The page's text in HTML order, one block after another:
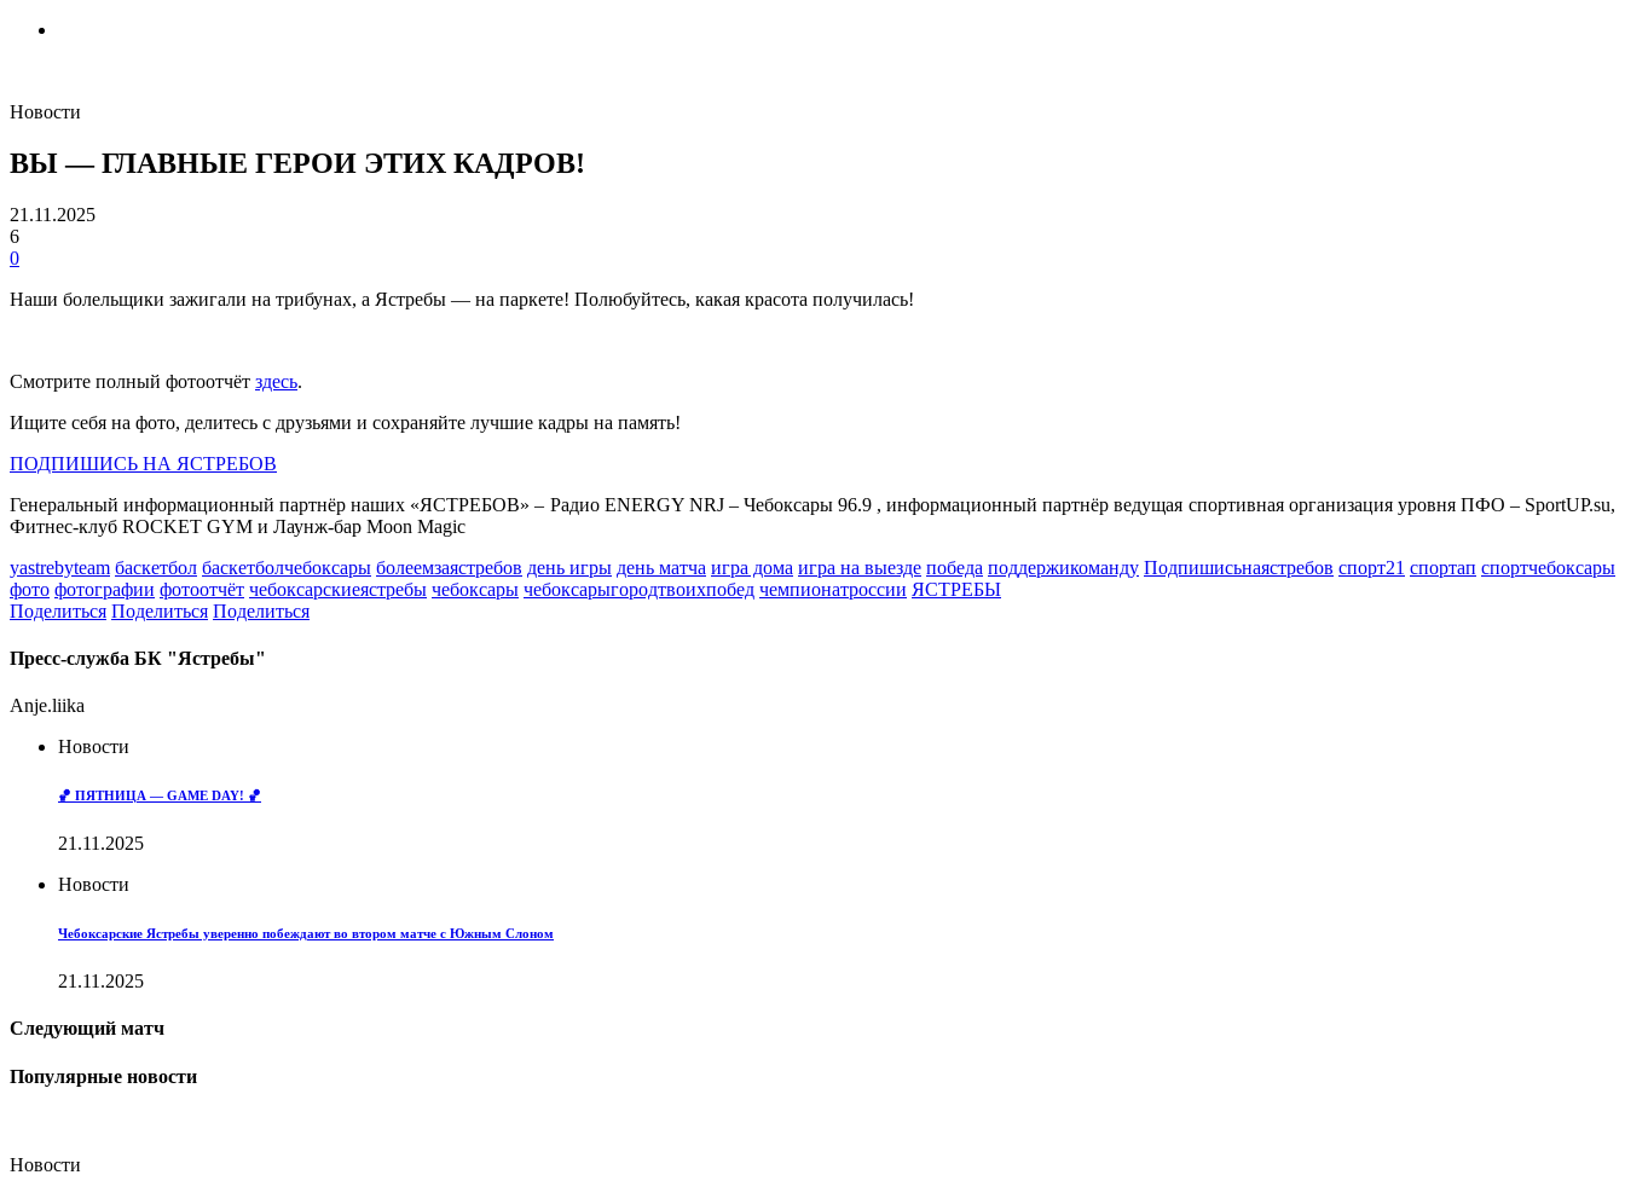
Новости
ВЫ — ГЛАВНЫЕ ГЕРОИ ЭТИХ КАДРОВ!
21.11.2025
6
0
Наши болельщики зажигали на трибунах, а Ястребы — на паркете! Полюбуйтесь, какая красота получилась!
Смотрите полный фотоотчёт здесь.
Ищите себя на фото, делитесь с друзьями и сохраняйте лучшие кадры на память!
ПОДПИШИСЬ НА ЯСТРЕБОВ
Генеральный информационный партнёр наших «ЯСТРЕБОВ» – Радио ENERGY NRJ – Чебоксары 96.9 , информационный партнёр ведущая спортивная организация уровня ПФО – SportUP.su,
Фитнес-клуб ROCKET GYM и Лаунж-бар Moon Magic
yastrebyteam баскетбол баскетболчебоксары болеемзаястребов день игры день матча игра дома игра на выезде победа поддержикоманду Подпишисьнаястребов спорт21 спортап спортчебоксары
фото фотографии фотоотчёт чебоксарскиеястребы чебоксары чебоксарыгородтвоихпобед чемпионатроссии ЯСТРЕБЫ
Поделиться Поделиться Поделиться
Пресс-служба БК "Ястребы"
Anje.liika
Новости
🏀 ПЯТНИЦА — GAME DAY! 🏀
21.11.2025
Новости
Чебоксарские Ястребы уверенно побеждают во втором матче с Южным Слоном
21.11.2025
Следующий матч
Популярные новости
Новости